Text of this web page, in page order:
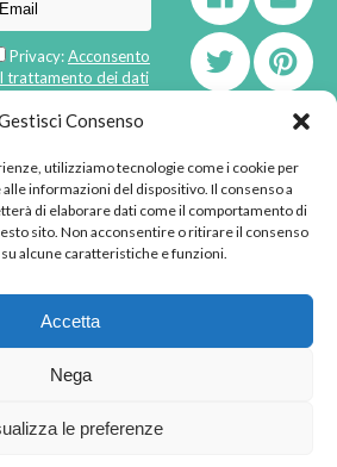
Consenso
utilizziamo tecnologie come i cookie per
informazioni del dispositivo. Il consenso a
di elaborare dati come il comportamento di
sito. Non acconsentire o ritirare il consenso
alcune caratteristiche e funzioni.
Accetta
Nega
le preferenze
Privacy:Acconsento
trattamento dei dati
born inMaMaStudiOs